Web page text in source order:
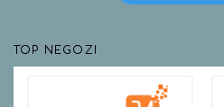
TOP NEGOZI